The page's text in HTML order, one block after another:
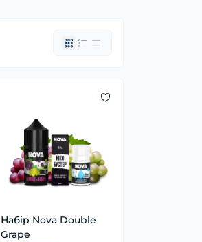
Набір Nova Double
Grape